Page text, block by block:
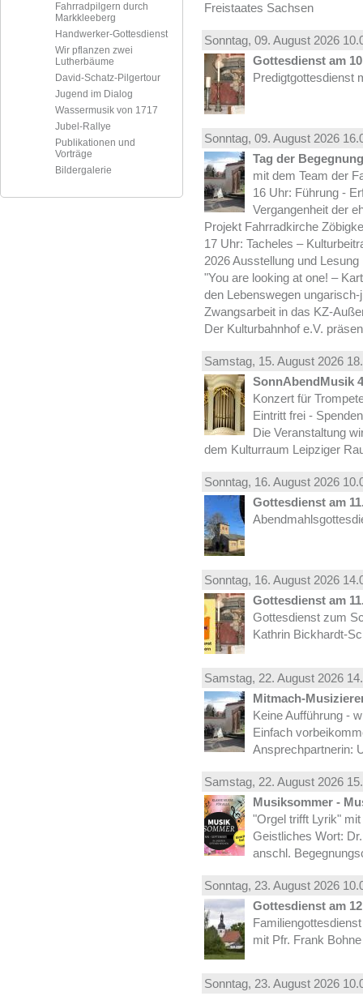
Fahrradpilgern durch
Markkleeberg
Handwerker-Gottesdienst
Wir pflanzen zwei
Lutherbäume
David-Schatz-Pilgertour
Jugend im Dialog
Wassermusik von 1717
Jubel-Rallye
Publikationen und
Vorträge
Bildergalerie
Freistaates Sachsen
Sonntag, 09. August 2026
Gottesdienst am
Predigtgottesdienst
Sonntag, 09. August 2026
Tag der
mit dem Team der
16 Uhr: Führung -
Vergangenheit der
Projekt Fahrradkirche
17 Uhr: Tacheles –
2026 Ausstellung und Lesung
"You are looking at one! –
den Lebenswegen
Zwangsarbeit in das KZ-
Der Kulturbahnhof e.V.
Samstag, 15. August 2026
SonnAbendMusik 4
Konzert für
Eintritt frei -
Die Veranstaltung
dem Kulturraum Leipziger
Sonntag, 16. August 2026
Gottesdienst am
Sonntag, 16. August 2026
Gottesdienst am
Gottesdienst zum
Kathrin Bickhardt-
Samstag, 22. August 2026
Mitmach-
Keine Aufführung -
Einfach
Ansprechpartnerin:
Samstag, 22. August 2026
Musiksommer -
"Orgel trifft Lyrik"
Geistliches Wort:
anschl.
Sonntag, 23. August 2026
Gottesdienst am
mit Pfr. Frank
Sonntag, 23. August 2026